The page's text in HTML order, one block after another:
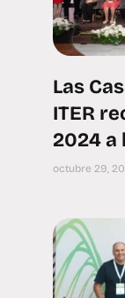
Las
ITER
2024 a
octubre 29,